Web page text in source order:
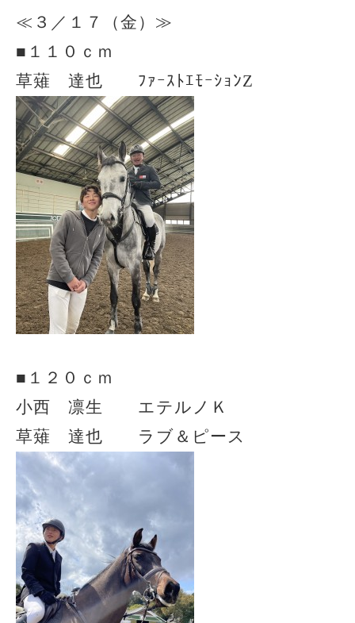
≪３／１７（金）≫
■１１０ｃｍ
草薙 達也 ﾌｧｰｽﾄｴﾓｰｼｮﾝZ
■１２０ｃｍ
小西 凛生 エテルノＫ
草薙 達也 ラブ＆ピース